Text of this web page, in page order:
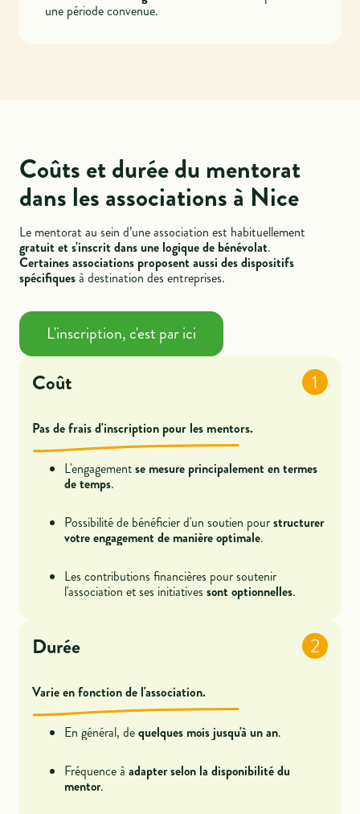
une période convenue.
Coûts et durée du mentorat
dans les associations à Nice
Le mentorat au sein d’une association est habituellement
gratuit et s'inscrit dans une logique de bénévolat.
Certaines associations proposent aussi des dispositifs
spécifiquesà destination des entreprises.
L'inscription, c'est par ici
Coût 1
Pas de frais d'inscription pour les mentors.
L'engagementse mesure principalement en termes
de temps.
Possibilité de bénéficier d'un soutien pourstructurer
votre engagement de manière optimale.
Les contributions financières pour soutenir
l'association et ses initiativessont optionnelles.
Durée 2
Varie en fonction de l'association.
En général, dequelques mois jusqu'à un an.
Fréquence àadapter selon la disponibilité du
mentor.